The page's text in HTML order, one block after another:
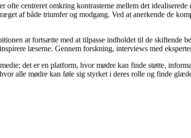
ofte centreret omkring kontrasterne mellem det
af både triumfer og modgang. Ved at anerkende de
at fortsætte med at tilpasse indholdet til de skiftende
læserne. Gennem forskning, interviews med
det er en platform, hvor mødre kan finde støtte,
alle mødre kan føle sig styrket i deres rolle og finde